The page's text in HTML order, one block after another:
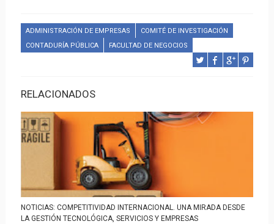
ADMINISTRACIÓN DE EMPRESAS
COMITÉ DE INVESTIGACIÓN
CONTADURÍA PÚBLICA
FACULTAD DE NEGOCIOS
RELACIONADOS
NOTICIAS: COMPETITIVIDAD INTERNACIONAL. UNA MIRADA DESDE
LA GESTIÓN TECNOLÓGICA, SERVICIOS Y EMPRESAS